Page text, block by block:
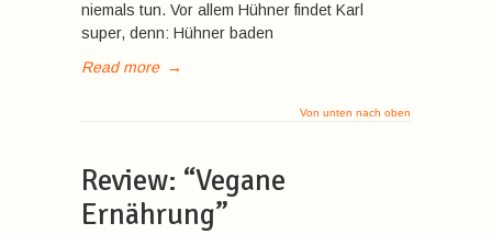
niemals tun. Vor allem Hühner findet Karl
super, denn: Hühner baden
Read more →
Von unten nach oben
Review: “Vegane
Ernährung”